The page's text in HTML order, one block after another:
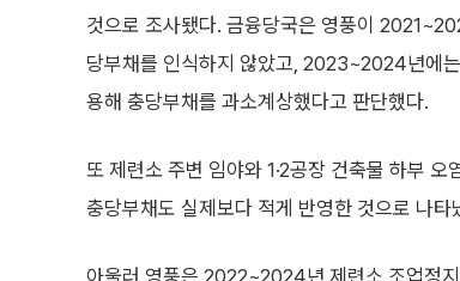
것으로 조사됐다. 금융당국은 영풍이
당부채를 인식하지 않았고, 2023~2024년에
용해 충당부채를 과소계상했다고 판단했다.
또 제련소 주변 임야와 1·2공장 건축물 하부
충당부채도 실제보다 적게 반영한 것으로 나타
아울러 영풍은 2022~2024년 제련소 조업정